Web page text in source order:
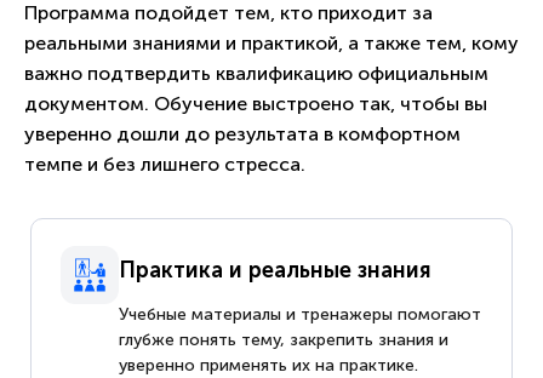
Программа подойдет тем, кто приходит за
реальными знаниями и практикой, а также тем, кому
важно подтвердить квалификацию официальным
документом. Обучение выстроено так, чтобы вы
уверенно дошли до результата в комфортном
темпе и без лишнего стресса.
Практика и реальные знания
Учебные материалы и тренажеры помогают
глубже понять тему, закрепить знания и
уверенно применять их на практике.